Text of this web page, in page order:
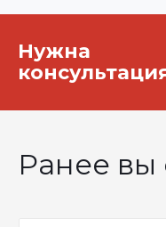
Нужна
Ранее вы